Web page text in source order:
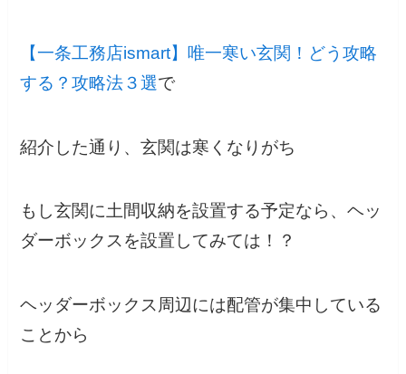
【一条工務店ismart】唯一寒い玄関！どう攻略
する？攻略法３選で
紹介した通り、玄関は寒くなりがち
もし玄関に土間収納を設置する予定なら、ヘッ
ダーボックスを設置してみては！？
ヘッダーボックス周辺には配管が集中している
ことから